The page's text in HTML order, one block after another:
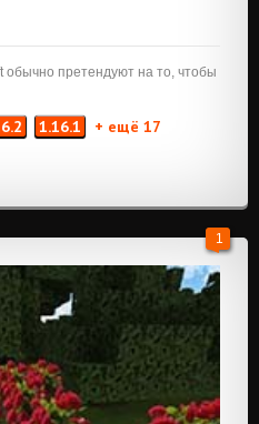
обычно претендуют на то, чтобы
1.16.1 + ещё 17
1